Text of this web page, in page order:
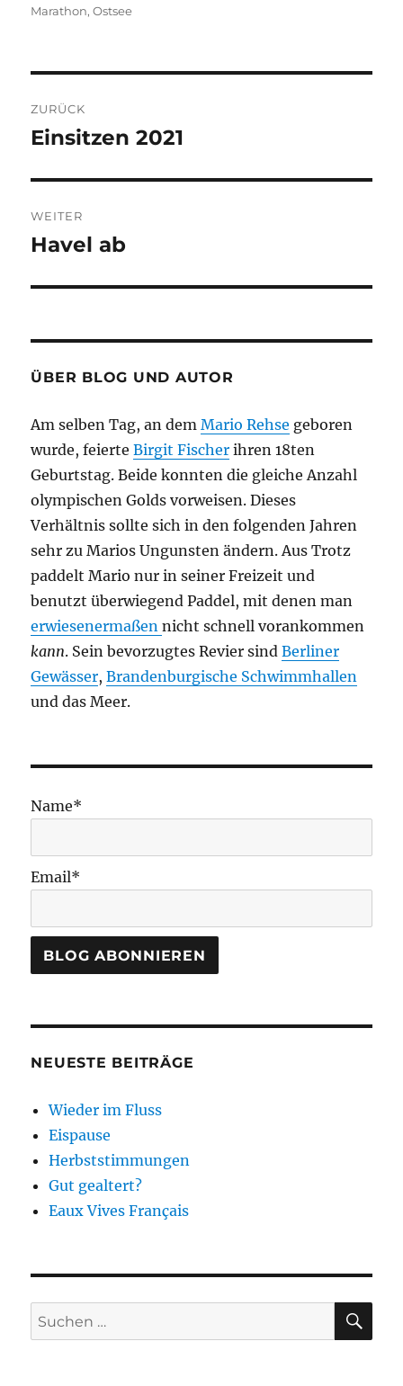
Marathon,Ostsee
ZURÜCK
Vorheriger
Einsitzen 2021
WEITER
Nächster
Havel ab
ÜBER BLOG UND AUTOR
Am selben Tag, an demMario Rehse geboren
wurde, feierteBirgit Fischer ihren 18ten
Geburtstag. Beide konnten die gleiche Anzahl
olympischen Golds vorweisen. Dieses
Verhältnis sollte sich in den folgenden Jahren
sehr zu Marios Ungunsten ändern. Aus Trotz
paddelt Mario nur in seiner Freizeit und
benutzt überwiegend Paddel, mit denen man
erwiesenermaßennicht schnell vorankommen
kann. Sein bevorzugtes Revier sindBerliner
Gewässer,Brandenburgische Schwimmhallen
und das Meer.
Name*
Email*
NEUESTE BEITRÄGE
Wieder im Fluss
Eispause
Herbststimmungen
Gut gealtert?
Eaux Vives Français
Suchen
nach: